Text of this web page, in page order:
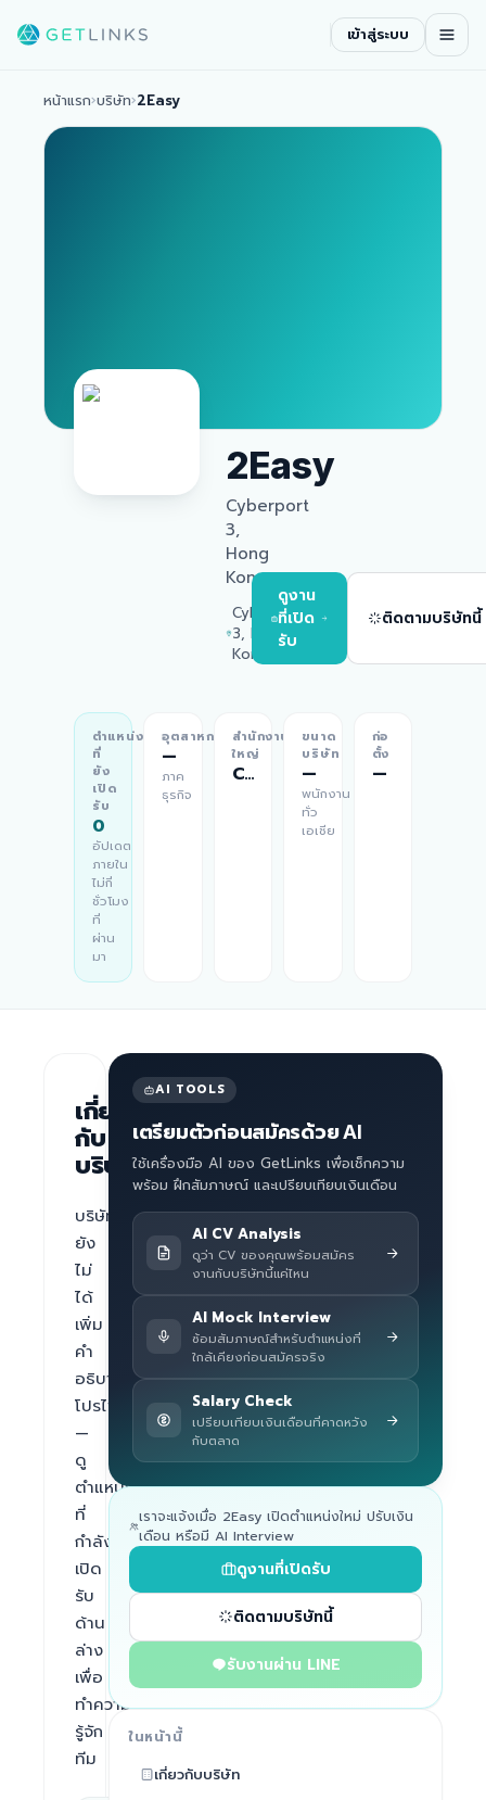
เข้าสู่ระบบ
หน้าแรก›บริษัท›2Easy
2Easy
Cyberport
3,
Hong
Kong
Cyberport
3, Hong
Kong
ดูงาน
ที่เปิด
รับ
ติดตามบริษัทนี้
ตำแหน่ง
ที่
ยัง
เปิด
รับ
0
อัปเดต
ภายใน
ไม่กี่
ชั่วโมง
ที่
ผ่าน
มา
อุตสาหกรรม
—
ภาค
ธุรกิจ
สำนักงาน
ใหญ่
Cyberport 3, Hong Kong
ขนาด
บริษัท
—
พนักงาน
ทั่ว
เอเชีย
ก่อ
ตั้ง
—
เกี่ยว
กับ
บริษัท
บริษัท
ยัง
ไม่
ได้
เพิ่ม
คำ
อธิบาย
โปรไฟล์
—
ดู
ตำแหน่ง
ที่
กำลัง
เปิด
รับ
ด้าน
ล่าง
เพื่อ
ทำความ
รู้จัก
ทีม
AI TOOLS
เตรียมตัวก่อนสมัครด้วย AI
ใช้เครื่องมือ AI ของ GetLinks เพื่อเช็กความ
พร้อม ฝึกสัมภาษณ์ และเปรียบเทียบเงินเดือน
AI CV Analysis
ดูว่า CV ของคุณพร้อมสมัคร
งานกับบริษัทนี้แค่ไหน
AI Mock Interview
ซ้อมสัมภาษณ์สำหรับตำแหน่งที่
ใกล้เคียงก่อนสมัครจริง
Salary Check
เปรียบเทียบเงินเดือนที่คาดหวัง
กับตลาด
เราจะแจ้งเมื่อ 2Easy เปิดตำแหน่งใหม่ ปรับเงิน
เดือน หรือมี AI Interview
ดูงานที่เปิดรับ
ติดตามบริษัทนี้
รับงานผ่าน LINE
ในหน้านี้
เกี่ยวกับบริษัท